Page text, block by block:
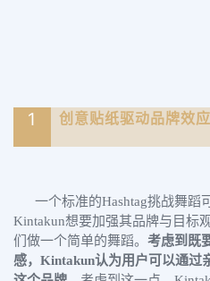
1 创意贴纸驱动品牌效
一个标准的Hashtag挑战舞蹈
Kintakun想要加强其品牌与目标
们做一个简单的舞蹈。 考虑到既
感，Kintakun认为用户可以通过